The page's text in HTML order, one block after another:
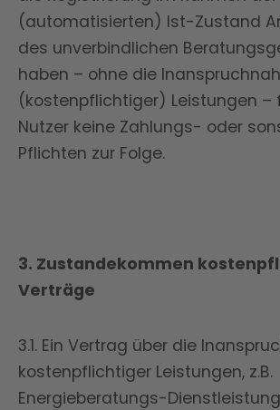
(automatisierten) Ist-Zustand
des unverbindlichen
haben – ohne die
(kostenpflichtiger) Leistungen –
Nutzer keine Zahlungs- oder
Pflichten zur Folge.
3. Zustandekommen
Verträge
3.1. Ein Vertrag über die
kostenpflichtiger Leistungen, z.B.
Energieberatungs-